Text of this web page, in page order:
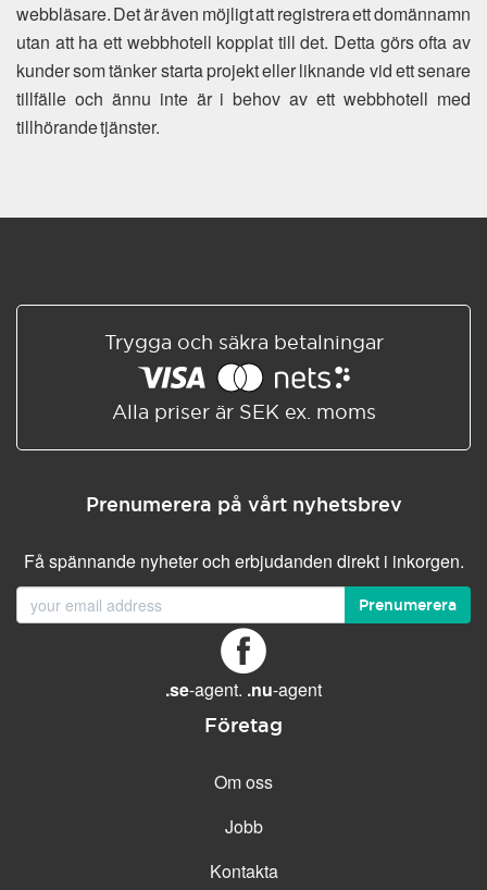
webbläsare. Det är även möjligt att registrera ett domännamn
utan att ha ett webbhotell kopplat till det. Detta görs ofta av
kunder som tänker starta projekt eller liknande vid ett senare
tillfälle och ännu inte är i behov av ett webbhotell med
tillhörande tjänster.
Trygga och säkra betalningar
Alla priser är SEK ex. moms
Prenumerera på vårt nyhetsbrev
Få spännande nyheter och erbjudanden direkt i inkorgen.
Prenumerera
.se-agent. .nu-agent
Företag
Om oss
Jobb
Kontakta